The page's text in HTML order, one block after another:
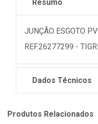
Resumo
JUNÇÃO ESGOTO
REF.26277299 -
Dados Técnicos
Produtos Relacionados